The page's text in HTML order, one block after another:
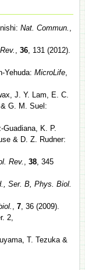
Nat. Commun.
36, 131 (2012).
Yehuda: MicroLife,
J. Y. Lam, E. C.
G. M. Suel:
K. P.
& D. Z. Rudner:
Rev. 38, 345
Ser. B, Phys. Biol.
7, 36 (2009).
2,
T. Tezuka &